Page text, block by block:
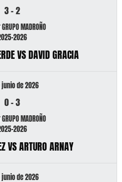
3-2
MADROÑO
2026
VS DAVID GRACIA
junio de 2026
0-3
MADROÑO
2026
VS ARTURO ARNAY
junio de 2026